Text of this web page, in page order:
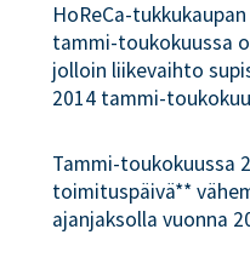
HoReCa-
tammi-toukokuussa
jolloin liikevaihto
2014 tammi-
Tammi-toukokuussa
toimituspäivä**
ajanjaksolla vuonna